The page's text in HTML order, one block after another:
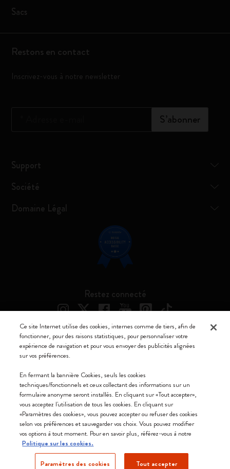
Sacs
Restons en contact
Inscrivez-vous à notre newsletter
S’abonner
Support
Société
Domaine Légal
Restez connecté
Nous acceptons
Moleskine ® est une marque enregistrée de Moleskine Srl a socio unico
Italia - P. IVA / CCIAA n. 07234480965 - REA MI 1945400 - Cap.
Soc. €2.181.513,42
Ce site Internet utilise des cookies, internes comme de tiers, afin de
fonctionner, pour des raisons statistiques, pour personnaliser votre
expérience de navigation et pour vous envoyer des publicités alignées
sur vos préférences.
En fermant la bannière Cookies, seuls les cookies
techniques/fonctionnels et ceux collectant des informations sur un
formulaire anonyme seront installés. En cliquant sur «Tout accepter»,
vous acceptez l'utilisation de tous les cookies. En cliquant sur
«Paramètres des cookies», vous pouvez accepter ou refuser des cookies
selon vos préférences et sauvegarder vos choix. Vous pouvez modifier
vos options à tout moment. Pour en savoir plus, référez-vous à notre
Politique sur les cookies.
Paramètres des cookies Tout accepter